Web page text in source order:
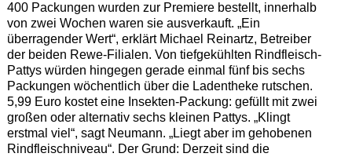
400 Packungen wurden zur Premiere bestellt, innerhalb
von zwei Wochen waren sie ausverkauft. „Ein
überragender Wert“, erklärt Michael Reinartz, Betreiber
der beiden Rewe-Filialen. Von tiefgekühlten Rindfleisch-
Pattys würden hingegen gerade einmal fünf bis sechs
Packungen wöchentlich über die Ladentheke rutschen.
5,99 Euro kostet eine Insekten-Packung: gefüllt mit zwei
großen oder alternativ sechs kleinen Pattys. „Klingt
erstmal viel“, sagt Neumann. „Liegt aber im gehobenen
Rindfleischniveau“. Der Grund: Derzeit sind die